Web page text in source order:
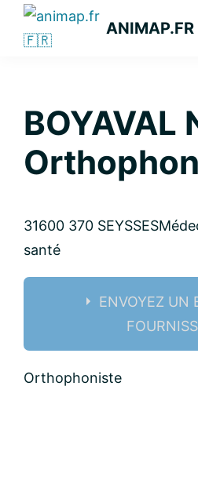
Passer
principale
Passer
Passer
latérale
principale
BOYAVAL
31600 370 SEYSSES
santé
ENVOYEZ UN
Nom:
Orthophoniste